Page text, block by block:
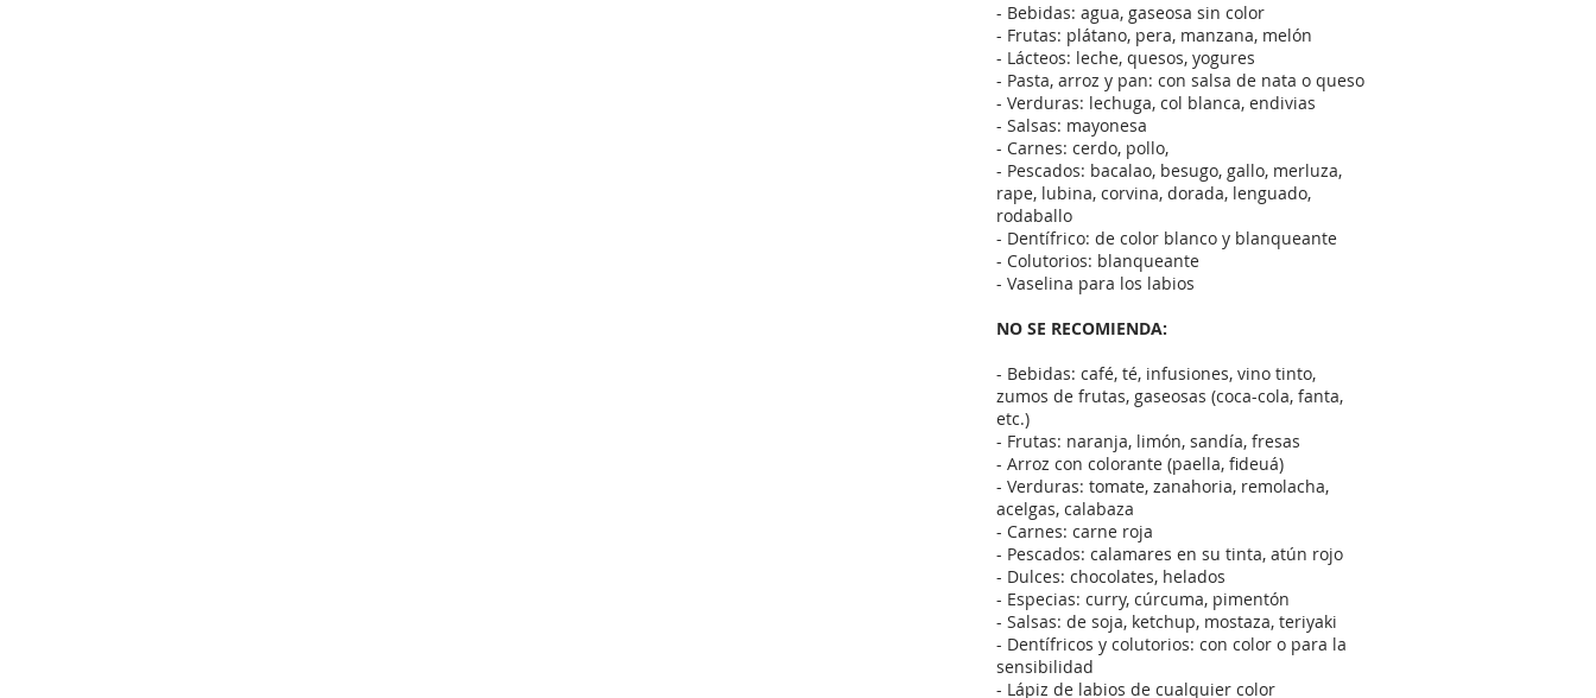
- Bebidas: agua, gaseosa sin color
- Frutas: plátano, pera, manzana, melón
- Lácteos: leche, quesos, yogures
- Pasta, arroz y pan: con salsa de nata o queso
- Verduras: lechuga, col blanca, endivias
- Salsas: mayonesa
- Carnes: cerdo, pollo,
- Pescados: bacalao, besugo, gallo, merluza,
rape, lubina, corvina, dorada, lenguado,
rodaballo
- Dentífrico: de color blanco y blanqueante
- Colutorios: blanqueante
- Vaselina para los labios
NO SE RECOMIENDA:
- Bebidas: café, té, infusiones, vino tinto,
zumos de frutas, gaseosas (coca-cola, fanta,
etc.)
- Frutas: naranja, limón, sandía, fresas
- Arroz con colorante (paella, fideuá)
- Verduras: tomate, zanahoria, remolacha,
acelgas, calabaza
- Carnes: carne roja
- Pescados: calamares en su tinta, atún rojo
- Dulces: chocolates, helados
- Especias: curry, cúrcuma, pimentón
- Salsas: de soja, ketchup, mostaza, teriyaki
- Dentífricos y colutorios: con color o para la
sensibilidad
- Lápiz de labios de cualquier color